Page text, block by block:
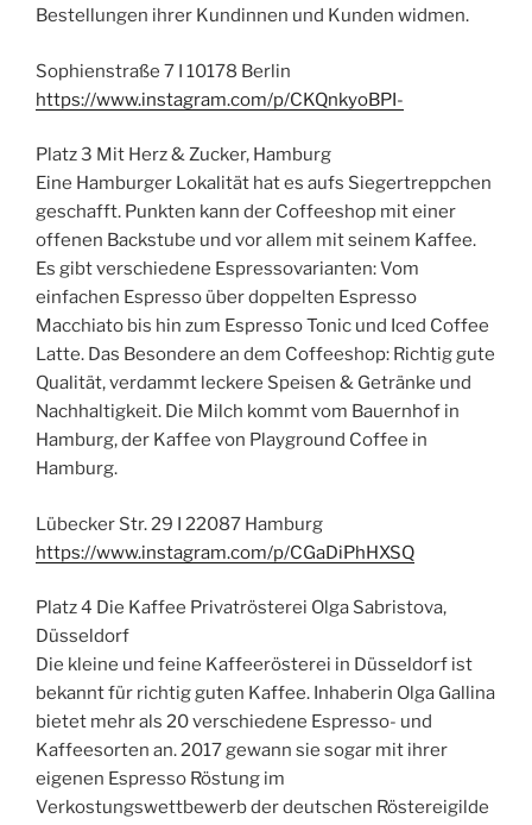
Bestellungen ihrer Kundinnen und Kunden widmen.
Sophienstraße 7 I 10178 Berlin
https://www.instagram.com/p/CKQnkyoBPI-
Platz 3 Mit Herz & Zucker, Hamburg
Eine Hamburger Lokalität hat es aufs Siegertreppchen
geschafft. Punkten kann der Coffeeshop mit einer
offenen Backstube und vor allem mit seinem Kaffee.
Es gibt verschiedene Espressovarianten: Vom
einfachen Espresso über doppelten Espresso
Macchiato bis hin zum Espresso Tonic und Iced Coffee
Latte. Das Besondere an dem Coffeeshop: Richtig gute
Qualität, verdammt leckere Speisen & Getränke und
Nachhaltigkeit. Die Milch kommt vom Bauernhof in
Hamburg, der Kaffee von Playground Coffee in
Hamburg.
Lübecker Str. 29 I 22087 Hamburg
https://www.instagram.com/p/CGaDiPhHXSQ
Platz 4 Die Kaffee Privatrösterei Olga Sabristova,
Düsseldorf
Die kleine und feine Kaffeerösterei in Düsseldorf ist
bekannt für richtig guten Kaffee. Inhaberin Olga Gallina
bietet mehr als 20 verschiedene Espresso- und
Kaffeesorten an. 2017 gewann sie sogar mit ihrer
eigenen Espresso Röstung im
Verkostungswettbewerb der deutschen Röstereigilde